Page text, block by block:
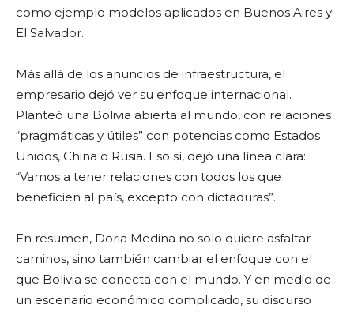
como ejemplo modelos aplicados en Buenos Aires y
El Salvador.
Más allá de los anuncios de infraestructura, el
empresario dejó ver su enfoque internacional.
Planteó una Bolivia abierta al mundo, con relaciones
“pragmáticas y útiles” con potencias como Estados
Unidos, China o Rusia. Eso sí, dejó una línea clara:
“Vamos a tener relaciones con todos los que
beneficien al país, excepto con dictaduras”.
En resumen, Doria Medina no solo quiere asfaltar
caminos, sino también cambiar el enfoque con el
que Bolivia se conecta con el mundo. Y en medio de
un escenario económico complicado, su discurso